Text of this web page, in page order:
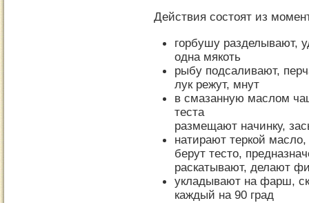
Действия состоят из
горбушу разделывают,
одна мякоть
рыбу подсаливают,
лук режут, мнут
в смазанную маслом
теста
размещают начинку,
натирают теркой
берут тесто,
раскатывают, делают
укладывают на фарш,
каждый на 90 град